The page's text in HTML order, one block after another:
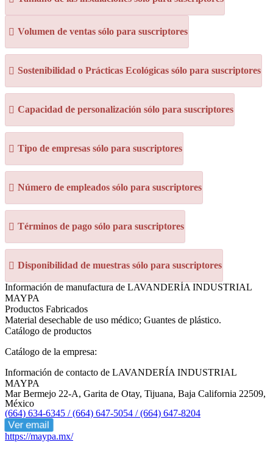
Volumen de ventas sólo para suscriptores
Sostenibilidad o Prácticas Ecológicas sólo para suscriptores
Capacidad de personalización sólo para suscriptores
Tipo de empresas sólo para suscriptores
Número de empleados sólo para suscriptores
Términos de pago sólo para suscriptores
Disponibilidad de muestras sólo para suscriptores
Información de manufactura de LAVANDERÍA INDUSTRIAL
MAYPA
Productos Fabricados
Material desechable de uso médico; Guantes de plástico.
Catálogo de productos
Catálogo de la empresa:
Información de contacto de LAVANDERÍA INDUSTRIAL
MAYPA
Mar Bermejo 22-A, Garita de Otay, Tijuana, Baja California 22509,
México
(664) 634-6345 / (664) 647-5054 / (664) 647-8204
Ver email
https://maypa.mx/